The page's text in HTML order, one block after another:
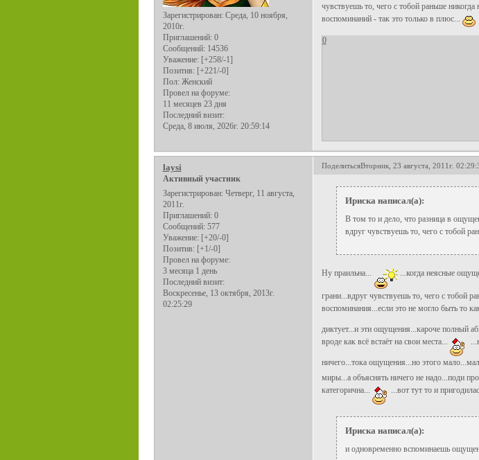
Зарегистрирован: Среда, 10 ноября,
2010г.
Приглашений: 0
Сообщений: 14536
Уважение: [+258/-1]
Позитив: [+221/-0]
Пол: Женский
Провел на форуме:
11 месяцев 23 дня
Последний визит:
Среда, 8 июля, 2026г. 20:59:14
чувствуешь то, чего с тобой раньше
воспоминаний - так это только в плюс...
0
ПоделитьсяВторник, 23 августа, 2011г.
laysi
Активный участник
Зарегистрирован: Четверг, 11 августа,
2011г.
Приглашений:0
Сообщений:577
Уважение: [+20/-0]
Позитив: [+1/-0]
Провел на форуме:
3 месяца 1 день
Последний визит:
Воскресенье, 13 октября, 2013г.
02:25:29
Ириска написал(а):
В том то и дело, что разница в
вдруг чувствуешь то, чего с тобой
Ну праильна... ...когда неясные
грани...вдруг чувствуешь то, чего с тобой
воспоминания...если это не могло быть то
диктует...и эти ощущения...кароче полный
вроде как всё встаёт на свои места...
ничего...тока ощущения...но этого
миры...а объяснять ничего не надо...поди
категорична...
...вот тут то и
Ириска написал(а):
и одновременно вспоминаешь